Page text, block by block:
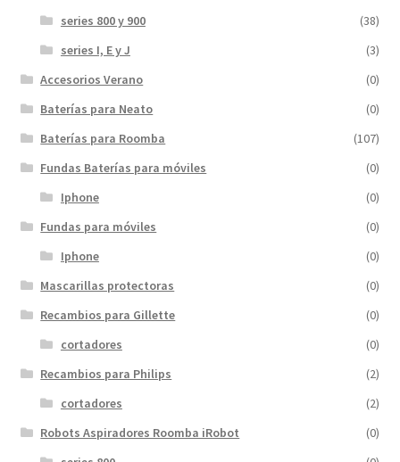
series 800 y 900
(38)
series I, E y J
(3)
Accesorios Verano
(0)
Baterías para Neato
(0)
Baterías para Roomba
(107)
Fundas Baterías para móviles
(0)
Iphone
(0)
Fundas para móviles
(0)
Iphone
(0)
Mascarillas protectoras
(0)
Recambios para Gillette
(0)
cortadores
(0)
Recambios para Philips
(2)
cortadores
(2)
Robots Aspiradores Roomba iRobot
(0)